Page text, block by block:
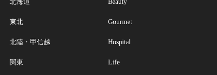
北海道
東北
北陸・甲信越
関東
Beauty
Gourmet
Hospital
Life